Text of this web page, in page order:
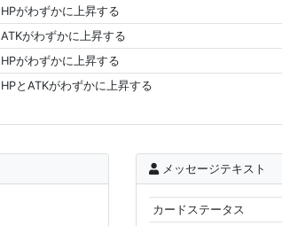
HPがわずかに上昇する
ATKがわずかに上昇する
HPがわずかに上昇する
HPとATKがわずかに上昇する
メッセージテキスト
カードステータス